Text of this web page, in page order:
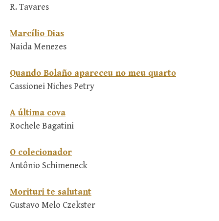
R. Tavares
Marcílio Dias
Naida Menezes
Quando Bolaño apareceu no meu quarto
Cassionei Niches Petry
A última cova
Rochele Bagatini
O colecionador
Antônio Schimeneck
Morituri te salutant
Gustavo Melo Czekster